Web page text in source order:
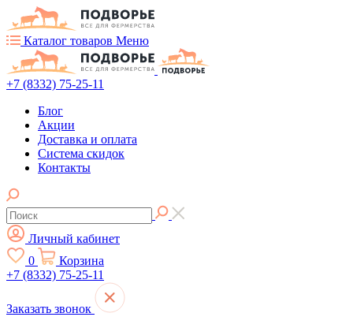
Каталог товаров Меню
+7 (8332) 75-25-11
Блог
Акции
Доставка и оплата
Система скидок
Контакты
Личный кабинет
0
Корзина
+7 (8332) 75-25-11
Заказать звонок